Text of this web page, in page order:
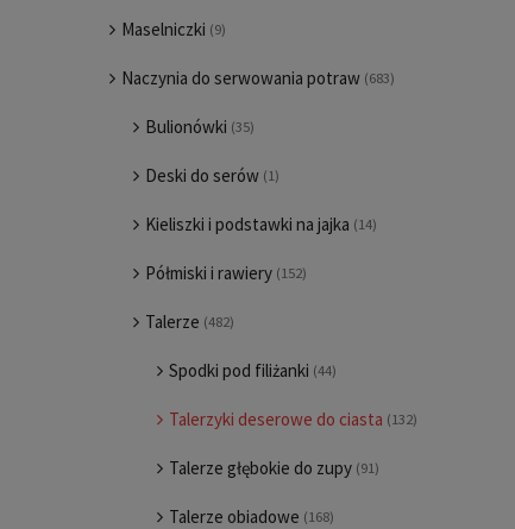
Maselniczki (9)
Naczynia do serwowania potraw (683)
Bulionówki (35)
Deski do serów (1)
Kieliszki i podstawki na jajka (14)
Półmiski i rawiery (152)
Talerze (482)
Spodki pod filiżanki (44)
Talerzyki deserowe do ciasta (132)
Talerze głębokie do zupy (91)
Talerze obiadowe (168)